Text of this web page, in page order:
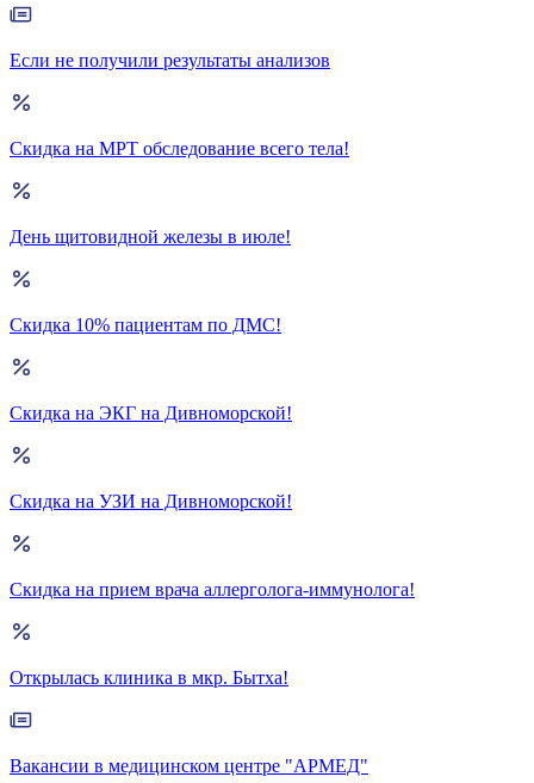
Если не получили результаты анализов
Скидка на МРТ обследование всего тела!
День щитовидной железы в июле!
Скидка 10% пациентам по ДМС!
Скидка на ЭКГ на Дивноморской!
Скидка на УЗИ на Дивноморской!
Скидка на прием врача аллерголога-иммунолога!
Открылась клиника в мкр. Бытха!
Вакансии в медицинском центре "АРМЕД"